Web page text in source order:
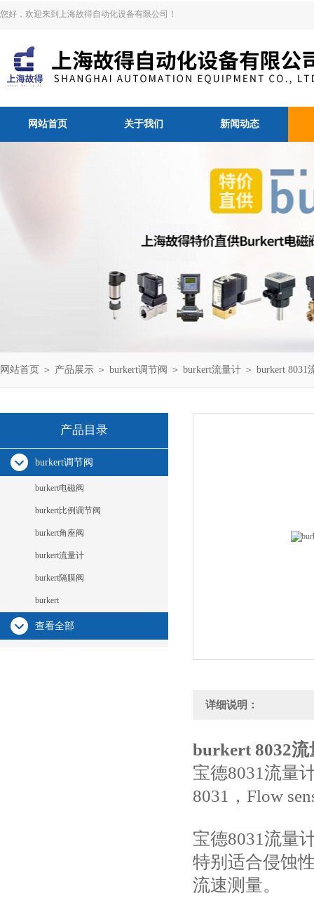
您好，欢迎来到上海故得自动化设备有限公司！
网站首页 关于我们 新闻动态
网站首页 ＞ 产品展示 ＞ burkert调节阀 ＞ burkert流量计 ＞ burkert 8031
产品目录
burkert调节阀
burkert电磁阀
burkert比例调节阀
burkert角座阀
burkert流量计
burkert隔膜阀
burkert
查看全部
详细说明：
burkert 8032流
宝德8031流量
8031，Flow
宝德8031流量
特别适合侵蚀
流速测量。